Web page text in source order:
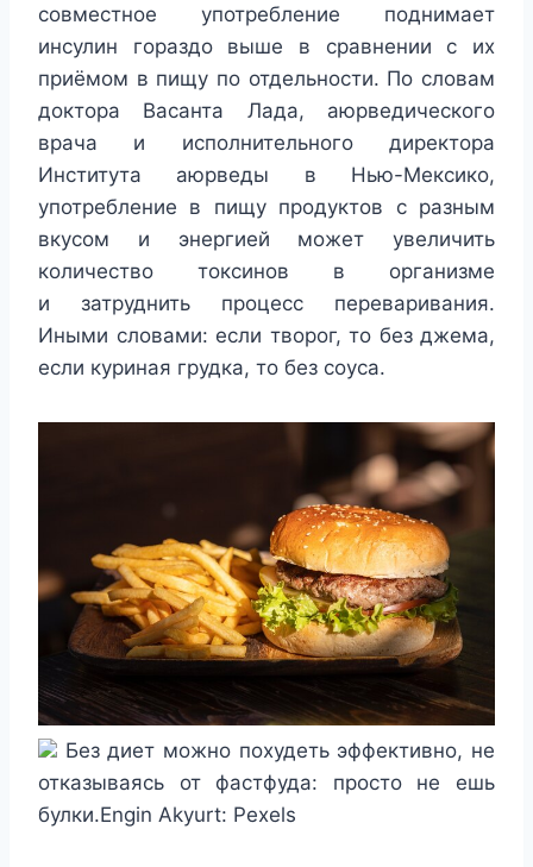
совместное употребление поднимает
инсулин гораздо выше в сравнении с их
приёмом в пищу по отдельности. По словам
доктора Васанта Лада, аюрведического
врача и исполнительного директора
Института аюрведы в Нью-Мексико,
употребление в пищу продуктов с разным
вкусом и энергией может увеличить
количество токсинов в организме
и затруднить процесс переваривания.
Иными словами: если творог, то без джема,
если куриная грудка, то без соуса.
Без диет можно похудеть эффективно, не
отказываясь от фастфуда: просто не ешь
булки.Engin Akyurt: Pexels